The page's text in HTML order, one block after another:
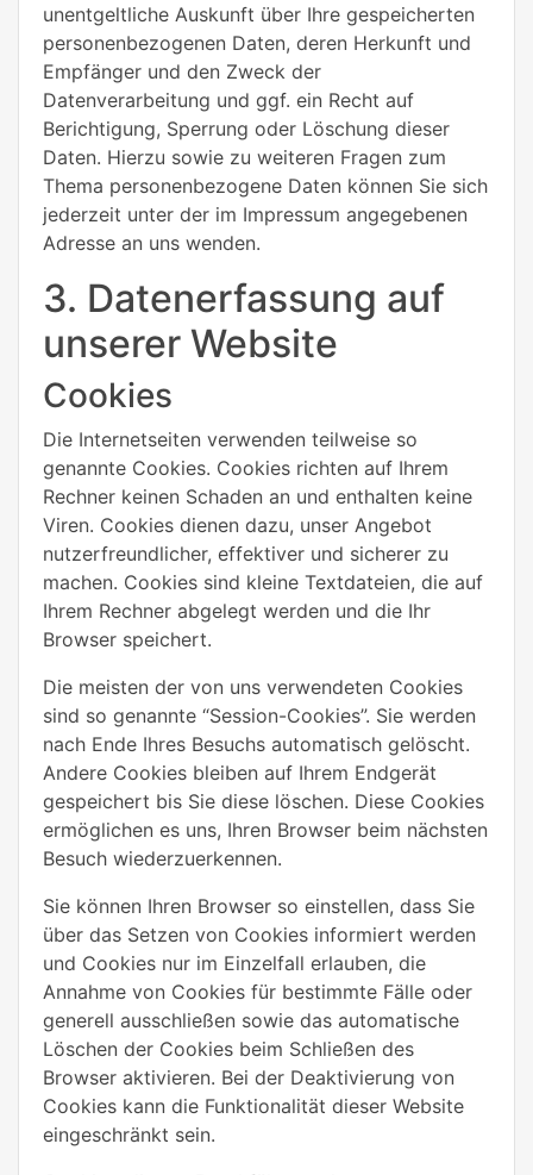
unentgeltliche Auskunft über Ihre gespeicherten
personenbezogenen Daten, deren Herkunft und
Empfänger und den Zweck der
Datenverarbeitung und ggf. ein Recht auf
Berichtigung, Sperrung oder Löschung dieser
Daten. Hierzu sowie zu weiteren Fragen zum
Thema personenbezogene Daten können Sie sich
jederzeit unter der im Impressum angegebenen
Adresse an uns wenden.
3. Datenerfassung auf
unserer Website
Cookies
Die Internetseiten verwenden teilweise so
genannte Cookies. Cookies richten auf Ihrem
Rechner keinen Schaden an und enthalten keine
Viren. Cookies dienen dazu, unser Angebot
nutzerfreundlicher, effektiver und sicherer zu
machen. Cookies sind kleine Textdateien, die auf
Ihrem Rechner abgelegt werden und die Ihr
Browser speichert.
Die meisten der von uns verwendeten Cookies
sind so genannte “Session-Cookies”. Sie werden
nach Ende Ihres Besuchs automatisch gelöscht.
Andere Cookies bleiben auf Ihrem Endgerät
gespeichert bis Sie diese löschen. Diese Cookies
ermöglichen es uns, Ihren Browser beim nächsten
Besuch wiederzuerkennen.
Sie können Ihren Browser so einstellen, dass Sie
über das Setzen von Cookies informiert werden
und Cookies nur im Einzelfall erlauben, die
Annahme von Cookies für bestimmte Fälle oder
generell ausschließen sowie das automatische
Löschen der Cookies beim Schließen des
Browser aktivieren. Bei der Deaktivierung von
Cookies kann die Funktionalität dieser Website
eingeschränkt sein.